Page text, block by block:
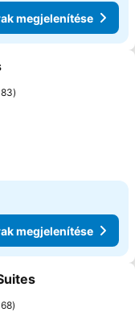
megjelenítése
a kedvencekhez
megjelenítése
a kedvencekhez